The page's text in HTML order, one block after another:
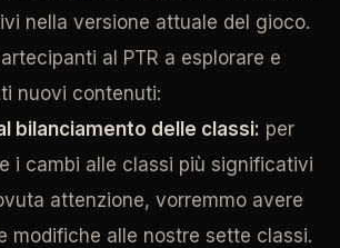
nella versione attuale del gioco.
al PTR a esplorare e
nuovi contenuti:
bilanciamento delle classi: per
i cambi alle classi più significativi
attenzione, vorremmo avere
modifiche alle nostre sette classi.